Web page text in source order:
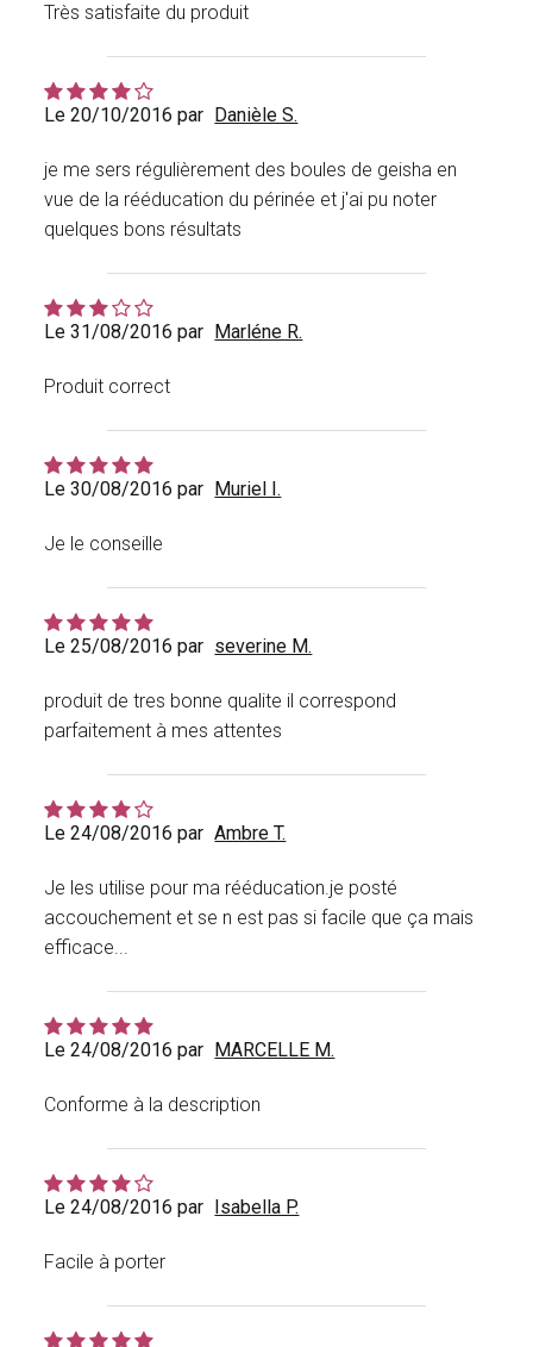
Très satisfaite du produit
Le 20/10/2016 par Danièle S.
je me sers régulièrement des boules de geisha en
vue de la rééducation du périnée et j'ai pu noter
quelques bons résultats
Le 31/08/2016 par Marléne R.
Produit correct
Le 30/08/2016 par Muriel I.
Je le conseille
Le 25/08/2016 par severine M.
produit de tres bonne qualite il correspond
parfaitement à mes attentes
Le 24/08/2016 par Ambre T.
Je les utilise pour ma rééducation.je posté
accouchement et se n est pas si facile que ça mais
efficace...
Le 24/08/2016 par MARCELLE M.
Conforme à la description
Le 24/08/2016 par Isabella P.
Facile à porter